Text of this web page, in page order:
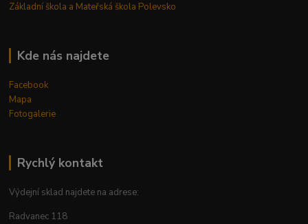
Základní škola a Mateřská škola Polevsko
Kde nás najdete
Facebook
Mapa
Fotogalerie
Rychlý kontakt
Výdejní sklad najdete na adrese:
Radvanec 118